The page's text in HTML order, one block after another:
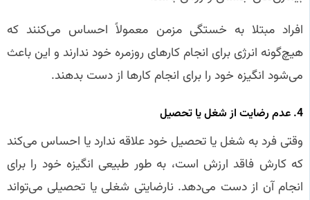
افراد مبتلا به خستگی مزمن معمولاً احساس می‌کنند که
هیچ‌گونه انرژی برای انجام کارهای روزمره خود ندارند و این باعث
می‌شود انگیزه خود را برای انجام کارها از دست بدهند.
4. عدم رضایت از شغل یا تحصیل
وقتی فرد به شغل یا تحصیل خود علاقه ندارد یا احساس می‌کند
که کارش فاقد ارزش است، به طور طبیعی انگیزه خود را برای
انجام آن از دست می‌دهد. نارضایتی شغلی یا تحصیلی می‌تواند